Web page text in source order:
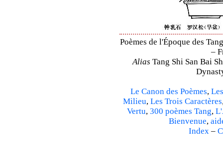
Poèmes de l'Époque des
–
Alias Tang Shi San Bai
Le Canon des Poèmes,
Milieu, Les Trois Caractères
Vertu, 300 poèmes Tang,
Bienvenue,
Index–